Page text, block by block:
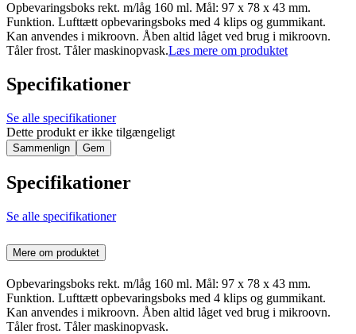
Opbevaringsboks rekt. m/låg 160 ml. Mål: 97 x 78 x 43 mm.
Funktion. Lufttætt opbevaringsboks med 4 klips og gummikant.
Kan anvendes i mikroovn. Åben altid låget ved brug i mikroovn.
Tåler frost. Tåler maskinopvask.Læs mere om produktet
Specifikationer
Se alle specifikationer
Dette produkt er ikke tilgængeligt
Sammenlign Gem
Specifikationer
Se alle specifikationer
Mere om produktet
Opbevaringsboks rekt. m/låg 160 ml. Mål: 97 x 78 x 43 mm.
Funktion. Lufttætt opbevaringsboks med 4 klips og gummikant.
Kan anvendes i mikroovn. Åben altid låget ved brug i mikroovn.
Tåler frost. Tåler maskinopvask.